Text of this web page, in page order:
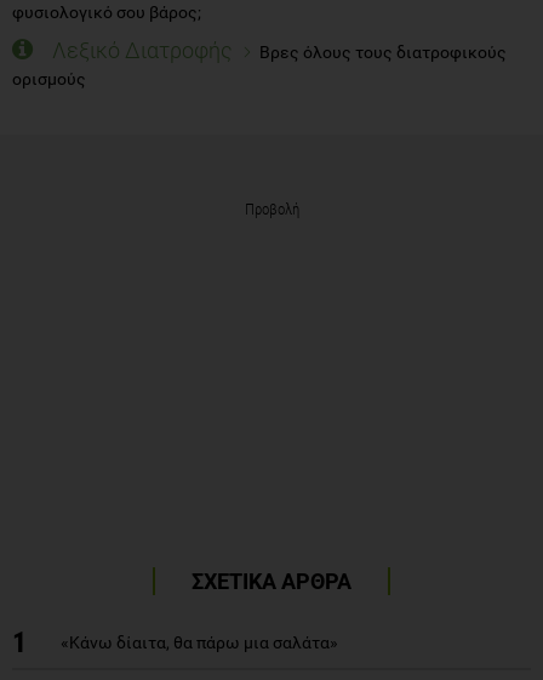
φυσιολογικό σου βάρος;
Λεξικό Διατροφής
Βρες όλους τους διατροφικούς
ορισμούς
Προβολή
ΣΧΕΤΙΚΑ ΑΡΘΡΑ
1 «Κάνω δίαιτα, θα πάρω μια σαλάτα»